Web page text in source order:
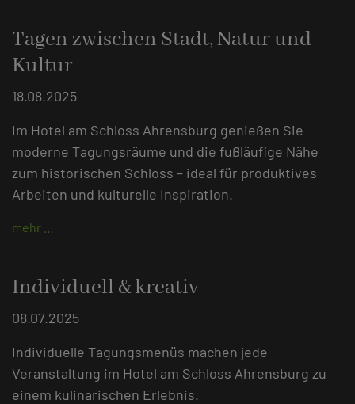
Tagen zwischen Stadt, Natur und
Kultur
18.08.2025
Im Hotel am Schloss Ahrensburg genießen Sie
moderne Tagungsräume und die fußläufige Nähe
zum historischen Schloss – ideal für produktives
Arbeiten und kulturelle Inspiration.
mehr …
Individuell & kreativ
08.07.2025
Individuelle Tagungsmenüs machen jede
Veranstaltung im Hotel am Schloss Ahrensburg zu
einem kulinarischen Erlebnis.